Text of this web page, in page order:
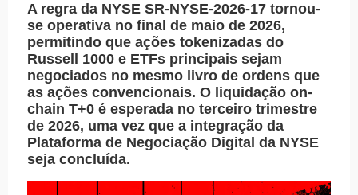
A regra da NYSE SR-NYSE-2026-17 tornou-
se operativa no final de maio de 2026,
permitindo que ações tokenizadas do
Russell 1000 e ETFs principais sejam
negociados no mesmo livro de ordens que
as ações convencionais. O liquidação on-
chain T+0 é esperada no terceiro trimestre
de 2026, uma vez que a integração da
Plataforma de Negociação Digital da NYSE
seja concluída.